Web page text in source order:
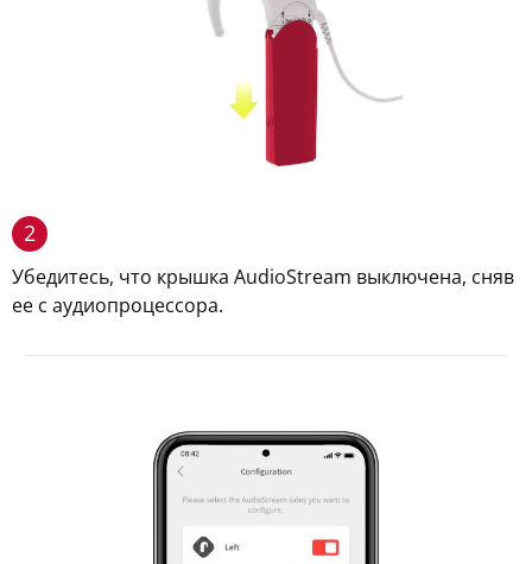
2
Убедитесь, что крышка AudioStream выключена, сняв
ее с аудиопроцессора.